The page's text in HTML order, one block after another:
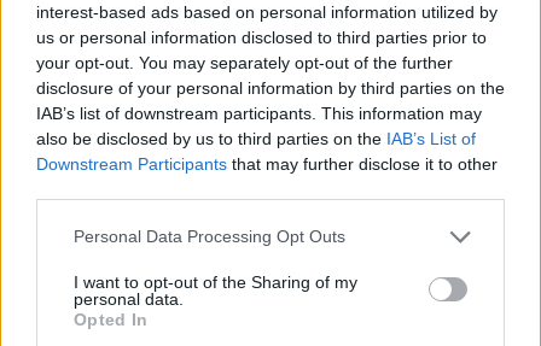
interest-based ads based on personal information utilized by
us or personal information disclosed to third parties prior to
your opt-out. You may separately opt-out of the further
disclosure of your personal information by third parties on the
IAB’s list of downstream participants. This information may
also be disclosed by us to third parties on the IAB’s List of
Downstream Participants that may further disclose it to other
Please note that this website/app uses one or more Google
not limited to your visit or usage behaviour. You may click to
grant or deny consent to Google and its third-party tags to
use your data for below specified purposes in below Google
Personal Data Processing Opt Outs
I want to opt-out of the Sharing of my
personal data.
Opted In
Υποβολή σχολίου
Όροι Χρήσης. Το site προστατεύεται από reCAPTCHA, ισχύουν
Πολιτική Απορρήτου&Όροι Χρήσηςτης Google.
Ελλάδα
ΒΟΑΚ
ΚΑΡΑΜΠΟΛΑ ΤΡΟΧΑΙΟ
Ακολουθήστε το Νewsit.gr στο Google News
ενημερωθείτε πρώτοι για όλη την ειδησεογραφία και τα
τελευταία νέα